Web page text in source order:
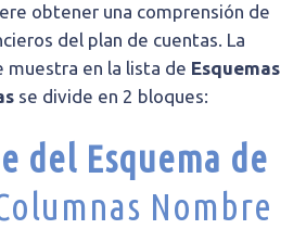
obtener una comprensión de
del plan de cuentas. La
muestra en la lista de Esquemas
se divide en 2 bloques:
del Esquema de
Nombre